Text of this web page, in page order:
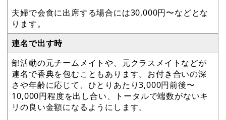
夫婦で会食に出席する場合には30,000円〜などとな
ります。
連名で出す時
部活動の元チームメイトや、元クラスメイトなどが
連名で香典を包むこともあります。お付き合いの深
さや年齢に応じて、ひとりあたり3,000円前後〜
10,000円程度を出し合い、トータルで端数がないキ
リの良い金額になるようにします。